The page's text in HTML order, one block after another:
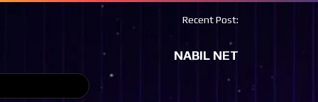
Recent Post:
NABIL NET